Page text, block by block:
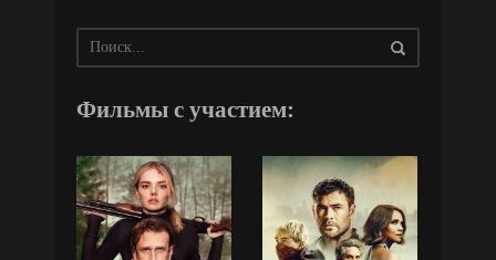
Фильмы с участием: